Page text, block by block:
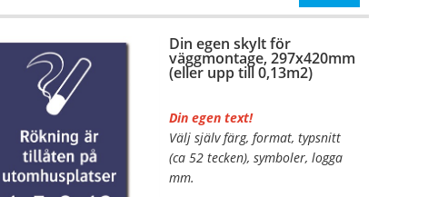
Be om offert vid antal
Din egen skylt för
väggmontage, 297x420mm
(eller upp till 0,13m2)
Din egen text!
Välj själv färg, format, typsnitt
(ca 52 tecken), symboler, logga
mm.